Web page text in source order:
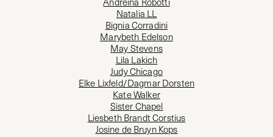
Natalia LL
Bignia Corradini
Marybeth Edelson
May Stevens
Lila Lakich
Judy Chicago
Elke Lixfeld/Dagmar Dorsten
Kate Walker
Sister Chapel
Liesbeth Brandt Corstius
Josine de Bruyn Kops